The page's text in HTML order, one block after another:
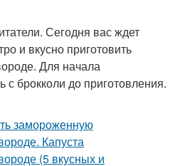
Сегодня вас ждет
и вкусно приготовить
Для начала
с брокколи до приготовления.